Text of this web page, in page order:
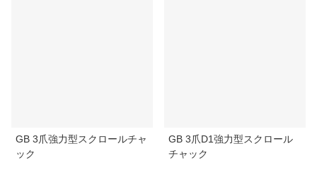
GB 3爪強力型スクロールチャ
ック
GB 3爪D1強力型スクロール
チャック